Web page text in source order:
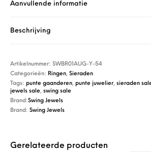
Aanvullende informatie
Beschrijving
Artikelnummer:SWBR01AUG-Y-54
Categorieën: Ringen,Sieraden
Tags: punte gaanderen, punte juwelier,sieraden
jewels sale,swing sale
Brand:Swing Jewels
Brand:Swing Jewels
Gerelateerde producten